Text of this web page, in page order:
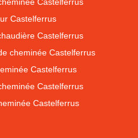
Castelferrus
Castelferrus
cheminée Castelferrus
Castelferrus
Castelferrus
Castelferrus